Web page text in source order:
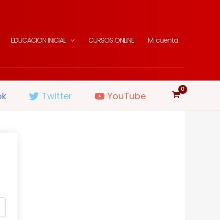
EDUCACION INICIAL CURSOS ONLINE Mi cuenta
Twitter YouTube